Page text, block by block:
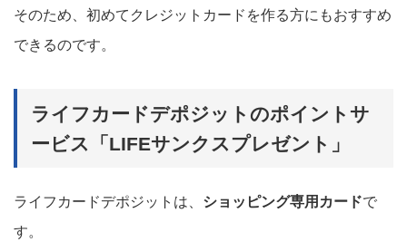
そのため、初めてクレジットカードを作る方にもおすすめ
できるのです。
ライフカードデポジットのポイントサ
ービス「LIFEサンクスプレゼント」
ライフカードデポジットは、 ショッピング専用カードで
す。